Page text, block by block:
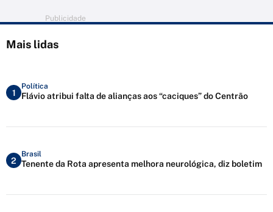
Publicidade
Mais lidas
1
Política
Flávio atribui falta de alianças aos “caciques” do Centrão
2
Brasil
Tenente da Rota apresenta melhora neurológica, diz boletim